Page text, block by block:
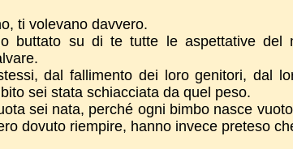
ti volevano davvero.
buttato su di te tutte le aspettative del
dal fallimento dei loro genitori, dal
sei stata schiacciata da quel peso.
sei nata, perché ogni bimbo nasce
dovuto riempire, hanno invece preteso